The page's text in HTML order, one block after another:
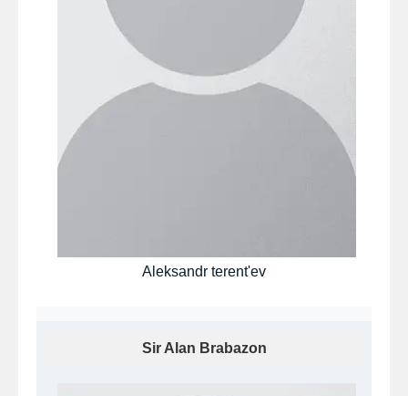
Aleksandr terent'ev
Sir Alan Brabazon